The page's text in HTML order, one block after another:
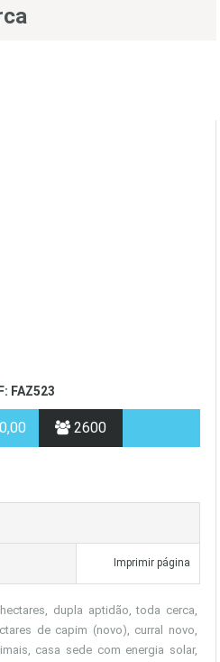
FAZ523
2600
Imprimir página
dupla aptidão, toda cerca,
de capim (novo), curral novo,
casa sede com energia solar,